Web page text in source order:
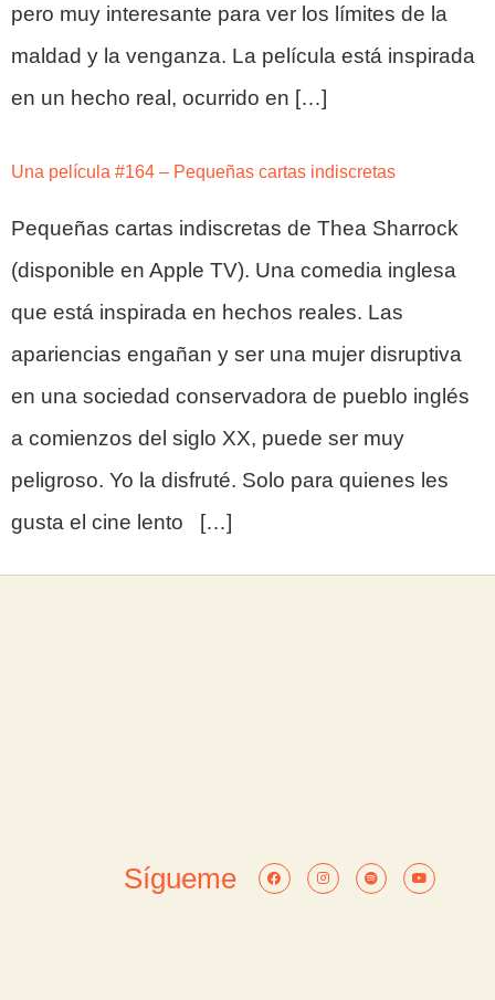
pero muy interesante para ver los límites de la
maldad y la venganza. La película está inspirada
en un hecho real, ocurrido en […]
Una película #164 – Pequeñas cartas indiscretas
Pequeñas cartas indiscretas de Thea Sharrock
(disponible en Apple TV). Una comedia inglesa
que está inspirada en hechos reales. Las
apariencias engañan y ser una mujer disruptiva
en una sociedad conservadora de pueblo inglés
a comienzos del siglo XX, puede ser muy
peligroso. Yo la disfruté. Solo para quienes les
gusta el cine lento […]
Sígueme